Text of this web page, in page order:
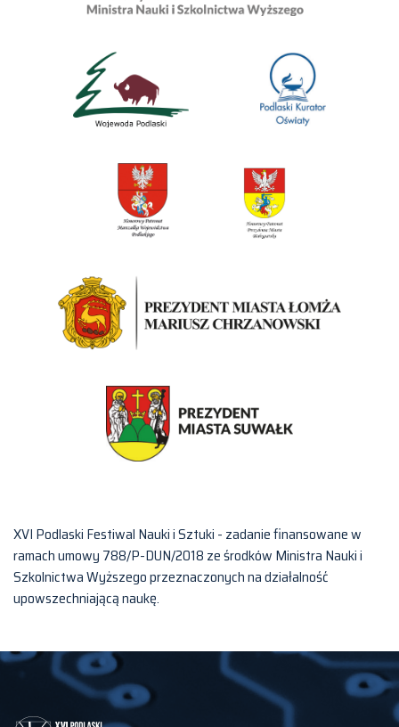
XVI Podlaski Festiwal Nauki i Sztuki - zadanie finansowane w
ramach umowy 788/P-DUN/2018 ze środków Ministra Nauki i
Szkolnictwa Wyższego przeznaczonych na działalność
upowszechniającą naukę.